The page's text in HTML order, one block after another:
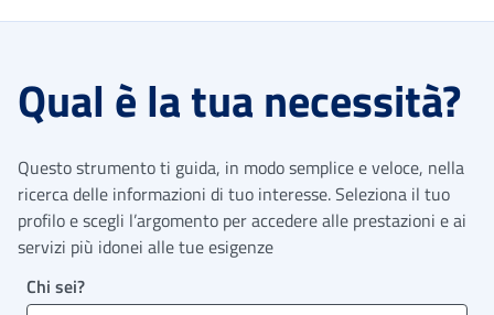
Qual è la tua necessità?
Questo strumento ti guida, in modo semplice e veloce, nella
ricerca delle informazioni di tuo interesse. Seleziona il tuo
profilo e scegli l’argomento per accedere alle prestazioni e ai
servizi più idonei alle tue esigenze
Chi sei?